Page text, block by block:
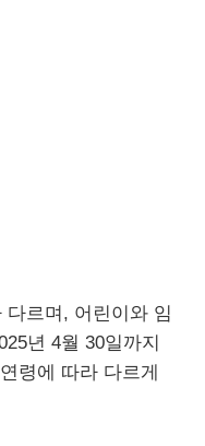
르며, 어린이와 임
년 4월 30일까지
령에 따라 다르게